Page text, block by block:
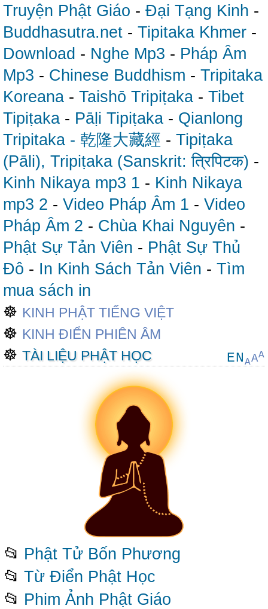
Truyện Phật Giáo - Đại Tạng Kinh -
Buddhasutra.net - Tipitaka Khmer -
Download - Nghe Mp3 - Pháp Âm
Mp3 - Chinese Buddhism - Tripitaka
Koreana - Taishō Tripiṭaka - Tibet
Tipiṭaka - Pāḷi Tipiṭaka - Qianlong
Tripitaka - 乾隆大藏經 - Tipiṭaka
(Pāli), Tripiṭaka (Sanskrit: त्रिपिटक) -
Kinh Nikaya mp3 1 - Kinh Nikaya
mp3 2 - Video Pháp Âm 1 - Video
Pháp Âm 2 - Chùa Khai Nguyên -
Phật Sự Tản Viên - Phật Sự Thủ
Đô - In Kinh Sách Tản Viên - Tìm
mua sách in
☸ KINH PHẬT TIẾNG VIỆT
☸ KINH ĐIỂN PHIÊN ÂM
☸ TÀI LIỆU PHẬT HỌC ENAAA
📂 Phật Tử Bốn Phương
📂 Từ Điển Phật Học
📂 Phim Ảnh Phật Giáo